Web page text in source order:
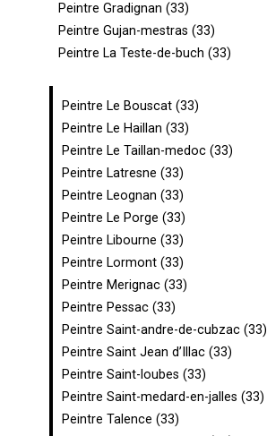
Peintre Gradignan (33)
Peintre Gujan-mestras (33)
Peintre La Teste-de-buch (33)
Peintre Le Bouscat (33)
Peintre Le Haillan (33)
Peintre Le Taillan-medoc (33)
Peintre Latresne (33)
Peintre Leognan (33)
Peintre Le Porge (33)
Peintre Libourne (33)
Peintre Lormont (33)
Peintre Merignac (33)
Peintre Pessac (33)
Peintre Saint-andre-de-cubzac (33)
Peintre Saint Jean d’Illac (33)
Peintre Saint-loubes (33)
Peintre Saint-medard-en-jalles (33)
Peintre Talence (33)